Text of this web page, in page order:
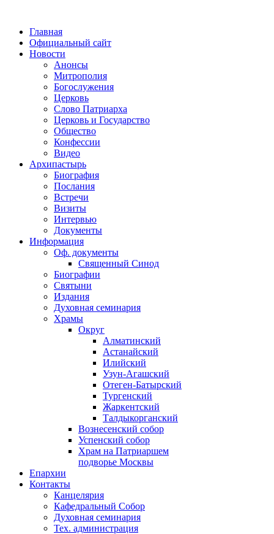
Главная
Официальный сайт
Новости
Анонсы
Митрополия
Богослужения
Церковь
Слово Патриарха
Церковь и Государство
Общество
Конфессии
Видео
Архипастырь
Биография
Послания
Встречи
Визиты
Интервью
Документы
Информация
Оф. документы
Священный Синод
Биографии
Святыни
Издания
Духовная семинария
Храмы
Округ
Алматинский
Астанайский
Илийский
Узун-Агашский
Отеген-Батырский
Тургенский
Жаркентский
Талдыкорганский
Вознесенский собор
Успенский собор
Храм на Патриаршем
подворье Москвы
Епархии
Контакты
Канцелярия
Кафедральный Собор
Духовная семинария
Тех. администрация